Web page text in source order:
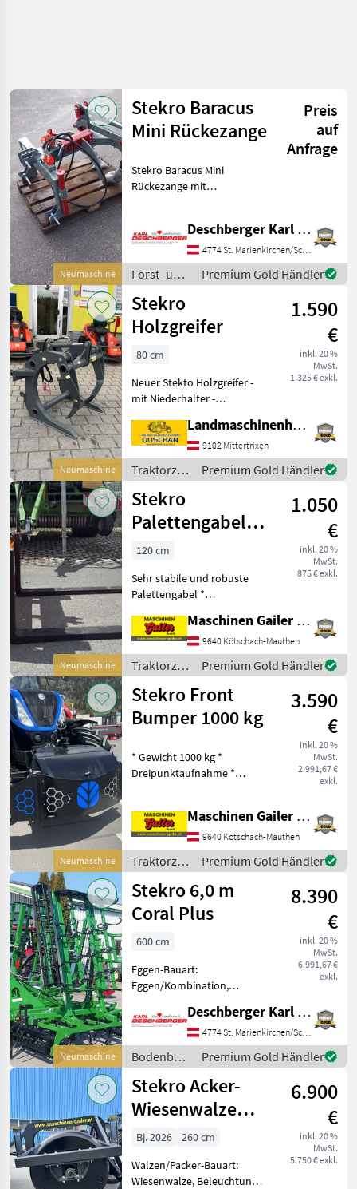
Neumaschine
Stekro Baracus
Mini Rückezange
Preis
auf
Anfrage
Stekro Baracus Mini
Rückezange mit
140 - 1500 mm,
Eigengewicht: ca. 140kg,
inkl. Abstellstütze und
Ober- und Unterlenker B
Deschberger Karl Landtechnik GesmbH & Co KG
4774 St. Marienkirchen/Schärding
Forst- und
Holztechnik
/ Stekro
Premium Gold Händler
Neumaschine
Stekro
Holzgreifer
1.590
€
inkl. 20 %
MwSt.
1.325 € exkl.
80 cm
Neuer Stekto Holzgreifer -
mit Niederhalter -
150kg -Breite 800mm -Tiefe
890mm -Höhe 740mm
Sofort verfügbar. Wir sind g
Landmaschinenhandel Ouschan Anton
9102 Mittertrixen
Traktorzubehör
/ Stekro
Premium Gold Händler
Neumaschine
Stekro
Palettengabel
mit Euro-und
Dreipunktaufnahme
1.050
€
inkl. 20 %
MwSt.
875 € exkl.
120 cm
Sehr stabile und robuste
Palettengabel *
Dreipunktaufnahme Kat. II
* Zinkenlänge 120 cm *
Zinkendimension Breite 100
mm, Stärke 40 mm *
Tragkraf
Maschinen Gailer GmbH
9640 Kötschach-Mauthen
Traktorzubehör
/ Stekro
Premium Gold Händler
Neumaschine
Stekro Front
Bumper 1000 kg
3.590
€
inkl. 20 %
MwSt.
2.991,67 €
exkl.
* Gewicht 1000 kg *
Dreipunktaufnahme *
versperrbar * seitlich
klappbar in mehreren
Stellungen * Sichtstäbe
links
Maschinen Gailer GmbH
9640 Kötschach-Mauthen
Traktorzubehör
/ Stekro
Premium Gold Händler
Neumaschine
Stekro 6,0 m
Coral Plus
8.390
€
inkl. 20 %
MwSt.
6.991,67 €
exkl.
600 cm
Eggen-Bauart:
Eggen/Kombination,
Klappvorrichtung Stekro
6m Coral Plus Egge mit
hydr. Klappung,
Abstellstützen, Garn.
Spurlockerer, Randbleche, 1
Flachsta
Deschberger Karl Landtechnik GesmbH & Co KG
4774 St. Marienkirchen/Schärding
Bodenbearbeitung
/ Stekro
Premium Gold Händler
Stekro Acker-
Wiesenwalze
260cm mit Achse
6.900
€
inkl. 20 %
MwSt.
5.750 € exkl.
Bj. 2026
260 cm
Walzen/Packer-Bauart:
Wiesenwalze, Beleuchtung